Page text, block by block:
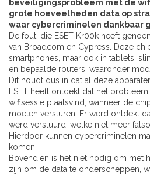
beveiligingsprobleem met de
grote hoeveelheden data op
waar cybercriminelen dankbaar
De fout, die ESET Kr00k heeft
van Broadcom en Cypress. Deze
smartphones, maar ook in tablets,
en bepaalde routers, waaronder
Dit houdt dus in dat al deze
ESET heeft ontdekt dat het
wifisessie plaatsvind, wanneer de
moeten versturen. Er werd ontdekt
werd verstuurd, welke niet meer
Hierdoor kunnen cybercriminelen
komen.
Bovendien is het niet nodig om met
zijn om de data te onderscheppen,